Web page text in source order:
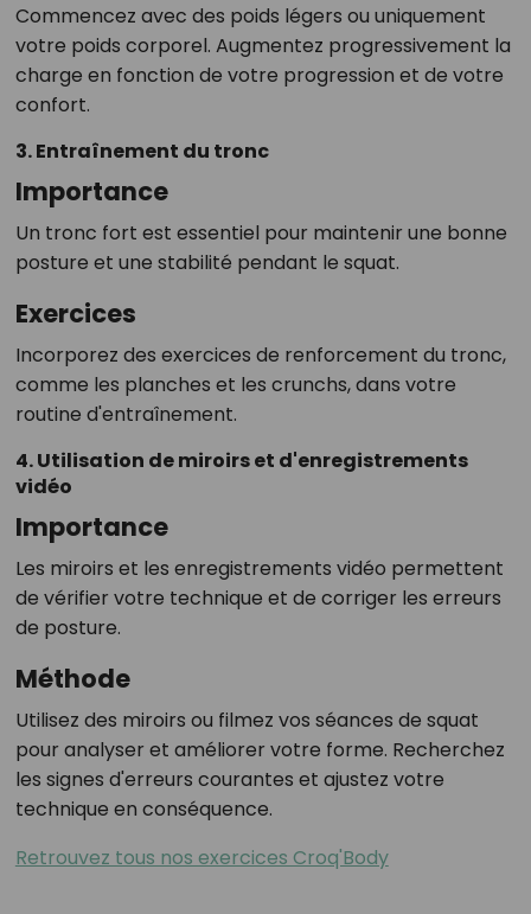
Commencez avec des poids légers ou uniquement
votre poids corporel. Augmentez progressivement la
charge en fonction de votre progression et de votre
confort.
3. Entraînement du tronc
Importance
Un tronc fort est essentiel pour maintenir une bonne
posture et une stabilité pendant le squat.
Exercices
Incorporez des exercices de renforcement du tronc,
comme les planches et les crunchs, dans votre
routine d'entraînement.
4. Utilisation de miroirs et d'enregistrements
vidéo
Importance
Les miroirs et les enregistrements vidéo permettent
de vérifier votre technique et de corriger les erreurs
de posture.
Méthode
Utilisez des miroirs ou filmez vos séances de squat
pour analyser et améliorer votre forme. Recherchez
les signes d'erreurs courantes et ajustez votre
technique en conséquence.
Retrouvez tous nos exercices Croq'Body